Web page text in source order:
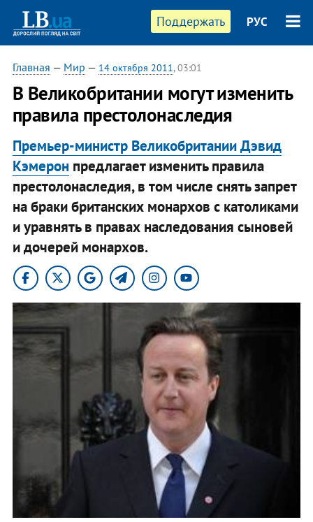
Поддержать РУС
Главная — Мир — 14 октября 2011, 03:01
​В Великобритании могут изменить
правила престолонаследия
Премьер-министр Великобритании Дэвид
Кэмерон предлагает изменить правила
престолонаследия, в том числе снять запрет
на браки британских монархов с католиками
и уравнять в правах наследования сыновей
и дочерей монархов.